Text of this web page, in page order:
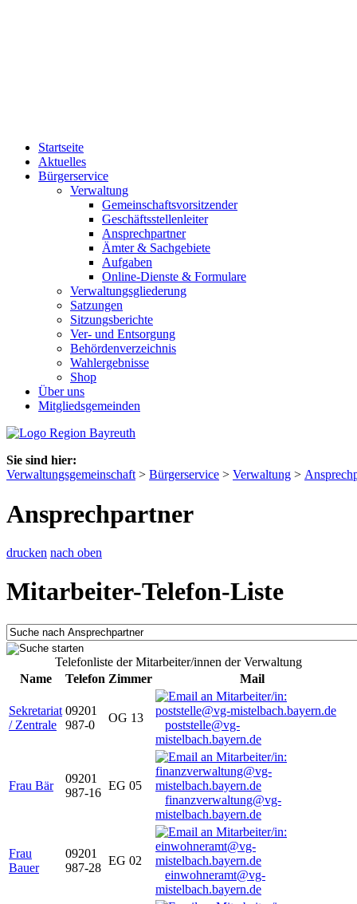
Startseite
Aktuelles
Bürgerservice
Verwaltung
Gemeinschaftsvorsitzender
Geschäftsstellenleiter
Ansprechpartner
Ämter & Sachgebiete
Aufgaben
Online-Dienste & Formulare
Verwaltungsgliederung
Satzungen
Sitzungsberichte
Ver- und Entsorgung
Behördenverzeichnis
Wahlergebnisse
Shop
Über uns
Mitgliedsgemeinden
Sie sind hier:
Verwaltungsgemeinschaft > Bürgerservice > Verwaltung >
Ansprechpartner
drucken nach oben
Mitarbeiter-Telefon-Liste
Telefonliste der Mitarbeiter/innen der Verwaltung
Name
Telefon Zimmer Mail
Sekretariat
/ Zentrale
09201
987-0
OG 13
poststelle@vg-
mistelbach.bayern.de
Frau Bär
09201
987-16
EG 05
finanzverwaltung@vg-
mistelbach.bayern.de
Frau
Bauer
09201
987-28
EG 02
einwohneramt@vg-
mistelbach.bayern.de